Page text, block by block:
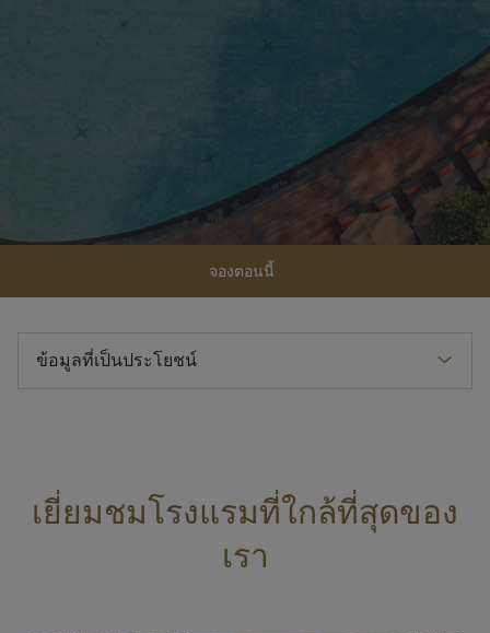
จองตอนนี้
ข้อมูลที่เป็นประโยชน์
เยี่ยมชมโรงแรมที่ใกล้ที่สุดของ
เรา